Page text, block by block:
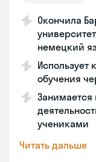
Окончила
немецкий
обучения
Занимается
учениками
Читать дальше